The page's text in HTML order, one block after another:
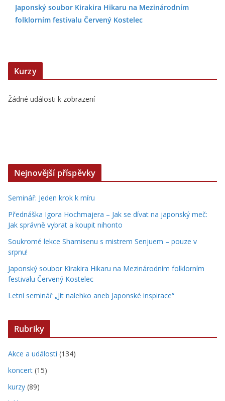
Japonský soubor Kirakira Hikaru na Mezinárodním
folklorním festivalu Červený Kostelec
Kurzy
Žádné události k zobrazení
Nejnovější příspěvky
Seminář: Jeden krok k míru
Přednáška Igora Hochmajera – Jak se dívat na japonský meč:
Jak správně vybrat a koupit nihonto
Soukromé lekce Shamisenu s mistrem Senjuem – pouze v
srpnu!
Japonský soubor Kirakira Hikaru na Mezinárodním folklorním
festivalu Červený Kostelec
Letní seminář „Jít nalehko aneb Japonské inspirace“
Rubriky
Akce a události (134)
koncert (15)
kurzy (89)